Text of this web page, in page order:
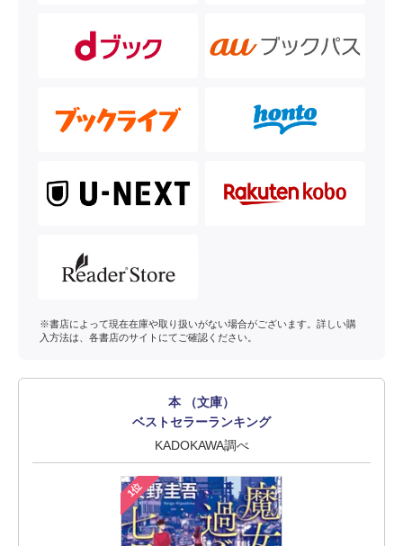
※書店によって現在在庫や取り扱いがない場合がございます。詳しい購
入方法は、各書店のサイトにてご確認ください。
本 （文庫）
ベストセラーランキング
KADOKAWA調べ
1位